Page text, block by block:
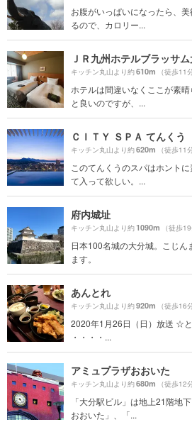
お腹がいっぱいになったら、
るので、カロリー...
ＪＲ九州ホテルブラッサ
キッチン丸山より約610m （徒歩11
ホテルは間違いなくここが素
と良いのですが、...
ＣＩＴＹ ＳＰＡ てんくう
キッチン丸山より約620m （徒歩11
このてんくうのスパはホント
て入って欲しい。...
府内城址
キッチン丸山より約1090m （徒歩19
日本100名城の大分城。こじ
ます。
あんとれ
キッチン丸山より約920m （徒歩16
2020年1月26日（日）放送 ☆と
・・・・...
アミュプラザおおいた
キッチン丸山より約680m （徒歩12
「大分駅ビル」は地上21階地
おおいた」、「...